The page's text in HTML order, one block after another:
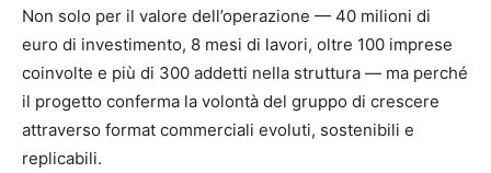
Non solo per il valore dell’operazione — 40 milioni di
euro di investimento, 8 mesi di lavori, oltre 100 imprese
coinvolte e più di 300 addetti nella struttura — ma perché
il progetto conferma la volontà del gruppo di crescere
attraverso format commerciali evoluti, sostenibili e
replicabili.